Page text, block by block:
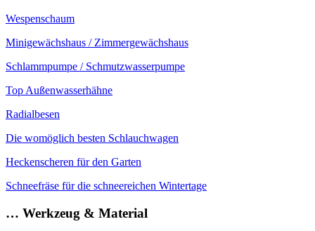
Wespenschaum
Minigewächshaus / Zimmergewächshaus
Schlammpumpe / Schmutzwasserpumpe
Top Außenwasserhähne
Radialbesen
Die womöglich besten Schlauchwagen
Heckenscheren für den Garten
Schneefräse für die schneereichen Wintertage
… Werkzeug & Material